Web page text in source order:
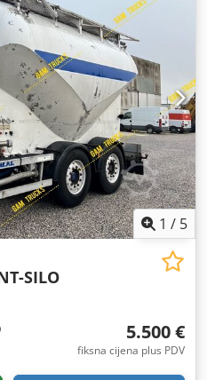
1 / 5
SILO
5.500 €
fiksna cijena plus PDV